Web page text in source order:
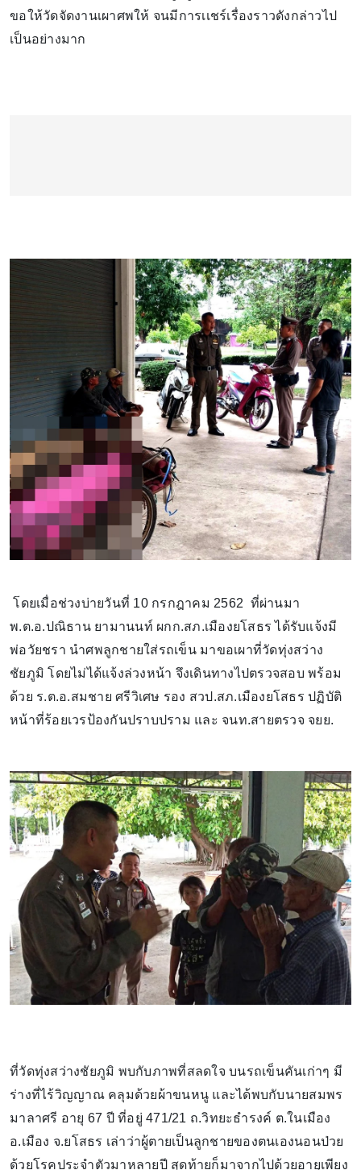
ขอให้วัดจัดงานเผาศพให้ จนมีการเเชร์เรื่องราวดังกล่าวไป
เป็นอย่างมาก
โดยเมื่อช่วงบ่ายวันที่ 10 กรกฎาคม 2562 ที่ผ่านมา
พ.ต.อ.ปณิธาน ยามานนท์ ผกก.สภ.เมืองยโสธร ได้รับแจ้งมี
พ่อวัยชรา นำศพลูกชายใส่รถเข็น มาขอเผาที่วัดทุ่งสว่าง
ชัยภูมิ โดยไม่ได้แจ้งล่วงหน้า จึงเดินทางไปตรวจสอบ พร้อม
ด้วย ร.ต.อ.สมชาย ศรีวิเศษ รอง สวป.สภ.เมืองยโสธร ปฏิบัติ
หน้าที่ร้อยเวรป้องกันปราบปราม และ จนท.สายตรวจ จยย.
ที่วัดทุ่งสว่างชัยภูมิ พบกับภาพที่สลดใจ บนรถเข็นคันเก่าๆ มี
ร่างที่ไร้วิญญาณ คลุมด้วยผ้าขนหนู และได้พบกับนายสมพร
มาลาศรี อายุ 67 ปี ที่อยู่ 471/21 ถ.วิทยะธำรงค์ ต.ในเมือง
อ.เมือง จ.ยโสธร เล่าว่าผู้ตายเป็นลูกชายของตนเองนอนป่วย
ด้วยโรคประจำตัวมาหลายปี สุดท้ายก็มาจากไปด้วยอายุเพียง